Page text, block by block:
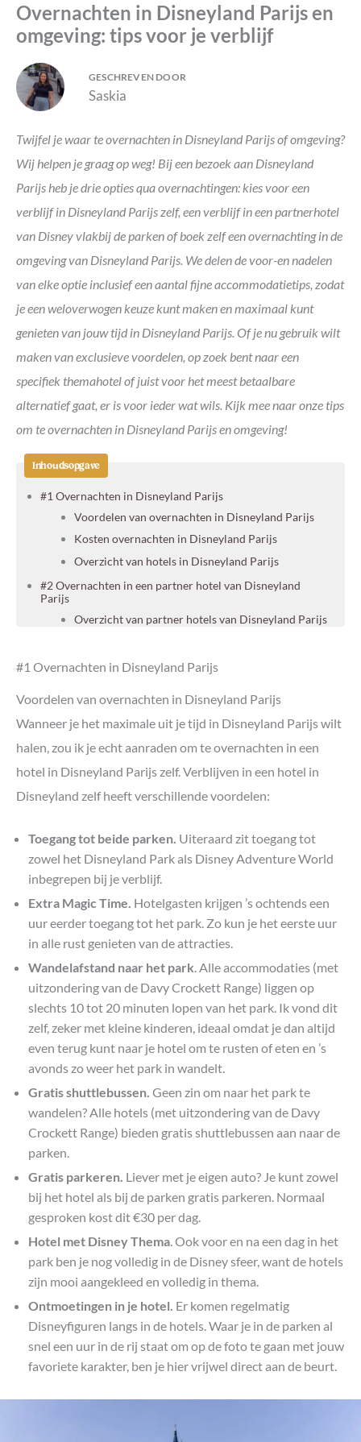
Overnachten in Disneyland Parijs en
omgeving: tips voor je verblijf
Twijfel je waar te overnachten in Disneyland Parijs of omgeving?
Wij helpen je graag op weg! Bij een bezoek aan Disneyland
Parijs heb je drie opties qua overnachtingen: kies voor een
verblijf in Disneyland Parijs zelf, een verblijf in een partnerhotel
van Disney vlakbij de parken of boek zelf een overnachting in de
omgeving van Disneyland Parijs. We delen de voor-en nadelen
van elke optie inclusief een aantal fijne accommodatietips, zodat
je een weloverwogen keuze kunt maken en maximaal kunt
genieten van jouw tijd in Disneyland Parijs. Of je nu gebruik wilt
maken van exclusieve voordelen, op zoek bent naar een
specifiek themahotel of juist voor het meest betaalbare
alternatief gaat, er is voor ieder wat wils. Kijk mee naar onze tips
om te overnachten in Disneyland Parijs en omgeving!
Inhoudsopgave
#1 Overnachten in Disneyland Parijs
Voordelen van overnachten in Disneyland Parijs
Kosten overnachten in Disneyland Parijs
Overzicht van hotels in Disneyland Parijs
#2 Overnachten in een partner hotel van Disneyland
Parijs
Overzicht van partner hotels van Disneyland Parijs
Hoeveel dagen heb je nodig voor Disneyland?
Hoe duur is 3 dagen Disneyland?
Vanaf welke leeftijd is Disneyland Parijs leuk?
#1 Overnachten in Disneyland Parijs
Voordelen van overnachten in Disneyland Parijs
Wanneer je het maximale uit je tijd in Disneyland Parijs wilt
halen, zou ik je echt aanraden om te overnachten in een
hotel in Disneyland Parijs zelf. Verblijven in een hotel in
Disneyland zelf heeft verschillende voordelen:
Toegang tot beide parken. Uiteraard zit toegang tot
zowel het Disneyland Park als Disney Adventure World
inbegrepen bij je verblijf.
Extra Magic Time. Hotelgasten krijgen ’s ochtends een
uur eerder toegang tot het park. Zo kun je het eerste uur
in alle rust genieten van de attracties.
Wandelafstand naar het park. Alle accommodaties (met
uitzondering van de Davy Crockett Range) liggen op
slechts 10 tot 20 minuten lopen van het park. Ik vond dit
zelf, zeker met kleine kinderen, ideaal omdat je dan altijd
even terug kunt naar je hotel om te rusten of eten en ’s
avonds zo weer het park in wandelt.
Gratis shuttlebussen. Geen zin om naar het park te
wandelen? Alle hotels (met uitzondering van de Davy
Crockett Range) bieden gratis shuttlebussen aan naar de
parken.
Gratis parkeren. Liever met je eigen auto? Je kunt zowel
bij het hotel als bij de parken gratis parkeren. Normaal
gesproken kost dit €30 per dag.
Hotel met Disney Thema. Ook voor en na een dag in het
park ben je nog volledig in de Disney sfeer, want de hotels
zijn mooi aangekleed en volledig in thema.
Ontmoetingen in je hotel. Er komen regelmatig
Disneyfiguren langs in de hotels. Waar je in de parken al
snel een uur in de rij staat om op de foto te gaan met jouw
favoriete karakter, ben je hier vrijwel direct aan de beurt.
GESCHREVEN DOOR
Saskia